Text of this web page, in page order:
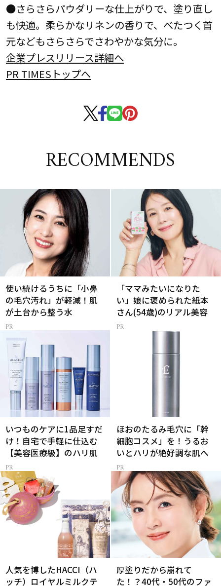
●さらさらパウダリーな仕上がりで、塗り直し
も快適。柔らかなリネンの香りで、べたつく首
元などもさらさらでさわやかな気分に。
企業プレスリリース詳細へ
PR TIMESトップへ
RECOMMENDS
使い続けるうちに「小鼻
の毛穴汚れ」が軽減！肌
が土台から整う水
「ママみたいになりた
い」娘に褒められた紙本
さん(54歳)のリアル美容
いつものケアに1品足すだ
け！自宅で手軽に仕込む
【美容医療級】のハリ肌
ほおのたるみ毛穴に「幹
細胞コスメ」を！うるお
いとハリが絶好調な肌へ
人気を博したHACCI（ハ
ッチ）ロイヤルミルクテ
厚塗りだから崩れて
た！？40代・50代のファ